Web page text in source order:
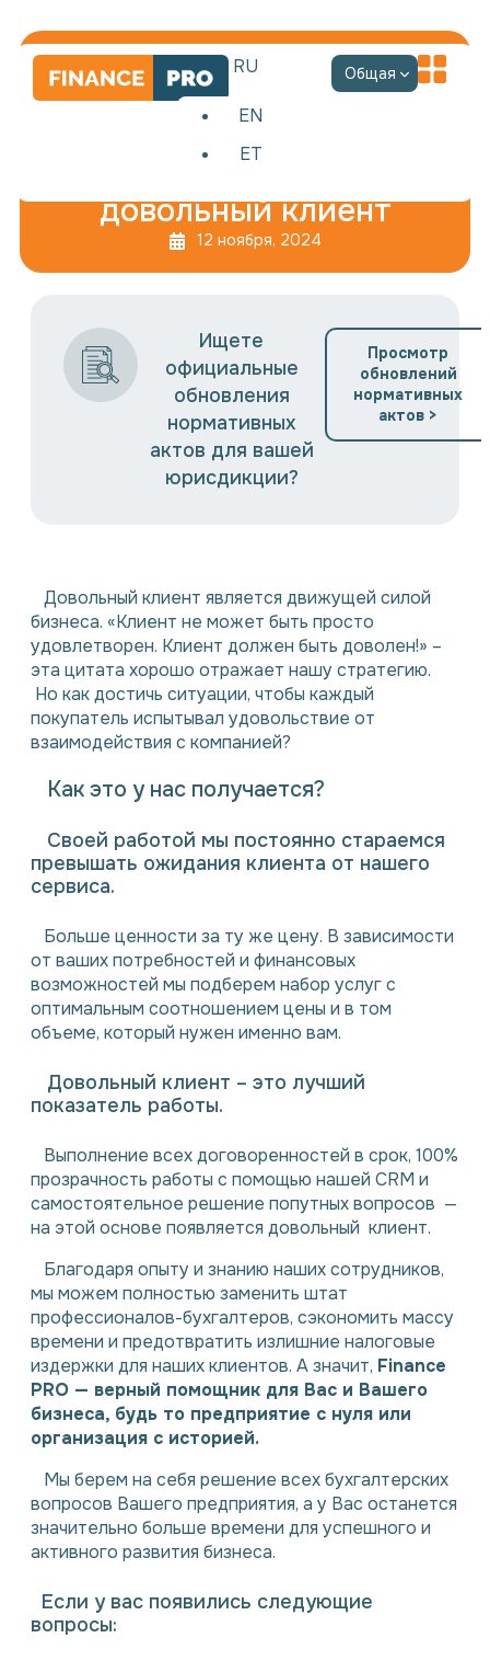
RU
EN
ET
Общая
Наше кредо — всегда
довольный клиент
12 ноября, 2024
Ищете
официальные
обновления
нормативных
актов для вашей
юрисдикции?
Просмотр
обновлений
нормативных
актов >
Довольный клиент является движущей силой
бизнеса. «Клиент не может быть просто
удовлетворен. Клиент должен быть доволен!» –
эта цитата хорошо отражает нашу стратегию.
Но как достичь ситуации, чтобы каждый
покупатель испытывал удовольствие от
взаимодействия с компанией?
Как это у нас получается?
Своей работой мы постоянно стараемся
превышать ожидания клиента от нашего
сервиса.
Больше ценности за ту же цену. В зависимости
от ваших потребностей и финансовых
возможностей мы подберем набор услуг с
оптимальным соотношением цены и в том
объеме, который нужен именно вам.
Довольный клиент – это лучший
показатель работы.
Выполнение всех договоренностей в срок, 100%
прозрачность работы с помощью нашей CRM и
самостоятельное решение попутных вопросов —
на этой основе появляется довольный клиент.⠀
Благодаря опыту и знанию наших сотрудников,
мы можем полностью заменить штат
профессионалов-бухгалтеров, сэкономить массу
времени и предотвратить излишние налоговые
издержки для наших клиентов. А значит, Finance
PRO — верный помощник для Вас и Вашего
бизнеса, будь то предприятие с нуля или
организация с историей.
Мы берем на себя решение всех бухгалтерских
вопросов Вашего предприятия, а у Вас останется
значительно больше времени для успешного и
активного развития бизнеса.
Если у вас появились следующие
вопросы: